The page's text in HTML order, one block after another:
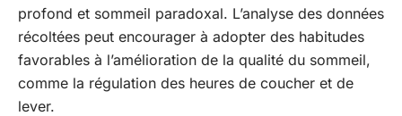
profond et sommeil paradoxal. L’analyse des données
récoltées peut encourager à adopter des habitudes
favorables à l’amélioration de la qualité du sommeil,
comme la régulation des heures de coucher et de
lever.